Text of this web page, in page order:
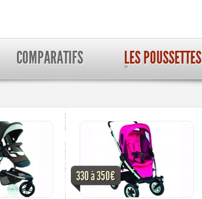
COMPARATIFS LES POUSSETTES
»
330 à 350€